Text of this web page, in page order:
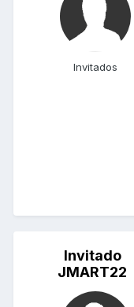
Invitados
Invitado
JMART22